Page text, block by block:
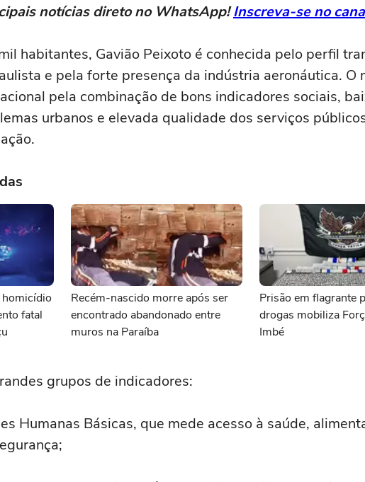
notícias direto no WhatsApp!Inscreva-se no
habitantes, Gavião Peixoto é conhecida pelo perfil
e pela forte presença da indústria aeronáutica. O
pela combinação de bons indicadores sociais,
urbanos e elevada qualidade dos serviços
fatal
Recém-nascido morre após ser
encontrado abandonado entre
muros na Paraíba
Prisão em flagrante
drogas mobiliza
Imbé
grupos de indicadores:
Humanas Básicas, que mede acesso à saúde,